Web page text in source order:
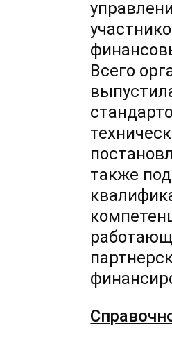
Всего
также